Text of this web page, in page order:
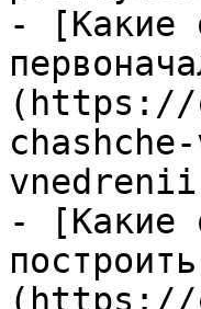
- [Какие
(https://
- [Какие
(https://